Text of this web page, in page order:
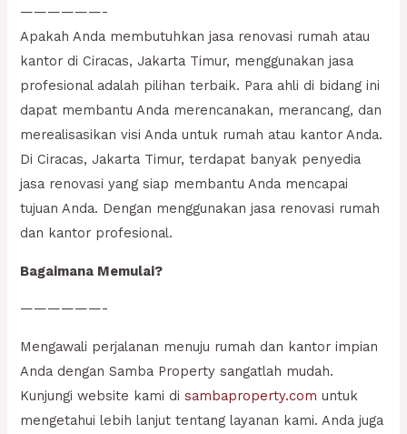
——————-
Apakah Anda membutuhkan jasa renovasi rumah atau
kantor di Ciracas, Jakarta Timur, menggunakan jasa
profesional adalah pilihan terbaik. Para ahli di bidang ini
dapat membantu Anda merencanakan, merancang, dan
merealisasikan visi Anda untuk rumah atau kantor Anda.
Di Ciracas, Jakarta Timur, terdapat banyak penyedia
jasa renovasi yang siap membantu Anda mencapai
tujuan Anda. Dengan menggunakan jasa renovasi rumah
dan kantor profesional.
Bagaimana Memulai?
——————-
Mengawali perjalanan menuju rumah dan kantor impian
Anda dengan Samba Property sangatlah mudah.
Kunjungi website kami disambaproperty.com untuk
mengetahui lebih lanjut tentang layanan kami. Anda juga